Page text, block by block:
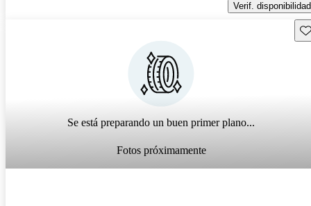
Verif. disponibilidad
Se está preparando un buen primer plano...
Fotos próximamente